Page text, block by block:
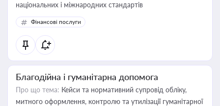
національних і міжнародних стандартів
Фінансові послуги
Благодійна і гуманітарна допомога
Про що тема: Кейси та нормативний супровід обліку,
митного оформлення, контролю та утилізації гуманітарної